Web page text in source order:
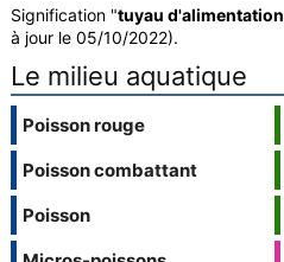
Signification "tuyau d'alimentation
à jour le 05/10/2022).
Le milieu aquatique
Poisson rouge
Poisson combattant
Poisson